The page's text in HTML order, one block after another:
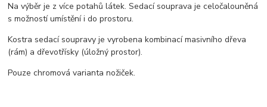
Na výběr je z více potahů látek. Sedací souprava je celočalouněná
s možností umístění i do prostoru.
Kostra sedací soupravy je vyrobena kombinací masivního dřeva
(rám) a dřevotřísky (úložný prostor).
Pouze chromová varianta nožiček.